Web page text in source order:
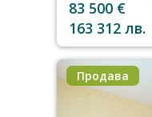
83 500 €
163 312 лв.
Продава